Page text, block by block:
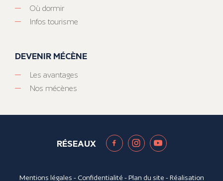
Où dormir
Infos tourisme
DEVENIR MÉCÈNE
Les avantages
Nos mécènes
RÉSEAUX
Mentions légales - Confidentialité -Plan du site - Réalisation